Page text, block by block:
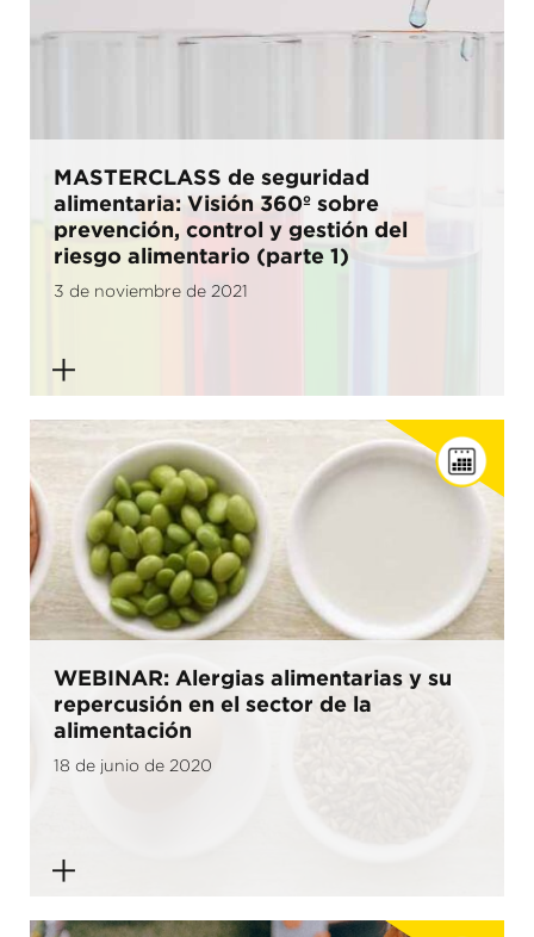
MASTERCLASS de seguridad
alimentaria: Visión 360º sobre
prevención, control y gestión del
riesgo alimentario (parte 1)
3 de noviembre de 2021
WEBINAR: Alergias alimentarias y su
repercusión en el sector de la
alimentación
18 de junio de 2020